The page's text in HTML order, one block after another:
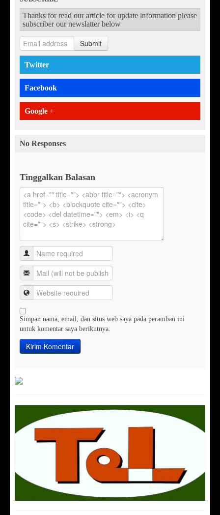
Thanks for read our article for update information please
subscriber our newslatter below
Submit
Twitter
Facebook
Google +
No Responses
Tinggalkan Balasan
Simpan nama, email, dan situs web saya pada peramban ini
untuk komentar saya berikutnya.